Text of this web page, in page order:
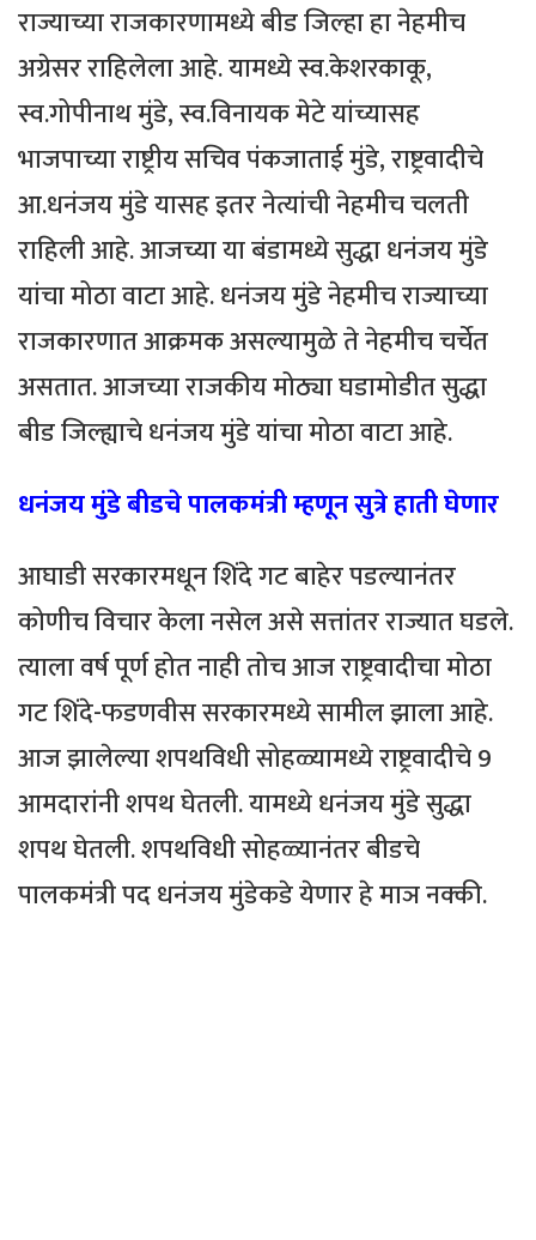
राज्याच्या राजकारणामध्ये बीड जिल्हा हा नेहमीच
अग्रेसर राहिलेला आहे. यामध्ये स्व.केशरकाकू,
स्व.गोपीनाथ मुंडे, स्व.विनायक मेटे यांच्यासह
भाजपाच्या राष्ट्रीय सचिव पंकजाताई मुंडे, राष्ट्रवादीचे
आ.धनंजय मुंडे यासह इतर नेत्यांची नेहमीच चलती
राहिली आहे. आजच्या या बंडामध्ये सुद्धा धनंजय मुंडे
यांचा मोठा वाटा आहे. धनंजय मुंडे नेहमीच राज्याच्या
राजकारणात आक्रमक असल्यामुळे ते नेहमीच चर्चेत
असतात. आजच्या राजकीय मोठ्या घडामोडीत सुद्धा
बीड जिल्ह्याचे धनंजय मुंडे यांचा मोठा वाटा आहे.
धनंजय मुंडे बीडचे पालकमंत्री म्हणून सुत्रे हाती घेणार
आघाडी सरकारमधून शिंदे गट बाहेर पडल्यानंतर
कोणीच विचार केला नसेल असे सत्तांतर राज्यात घडले.
त्याला वर्ष पूर्ण होत नाही तोच आज राष्ट्रवादीचा मोठा
गट शिंदे-फडणवीस सरकारमध्ये सामील झाला आहे.
आज झालेल्या शपथविधी सोहळ्यामध्ये राष्ट्रवादीचे 9
आमदारांनी शपथ घेतली. यामध्ये धनंजय मुंडे सुद्धा
शपथ घेतली. शपथविधी सोहळ्यानंतर बीडचे
पालकमंत्री पद धनंजय मुंडेकडे येणार हे माञ नक्की.